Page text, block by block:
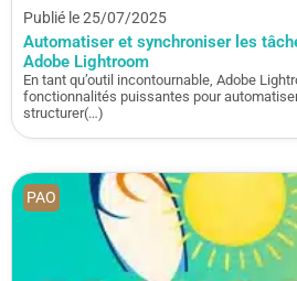
Publié le 25/07/2025
Automatiser et synchroniser les
Adobe Lightroom
En tant qu’outil incontournable, Adobe
fonctionnalités puissantes pour
structurer(…)
PAO